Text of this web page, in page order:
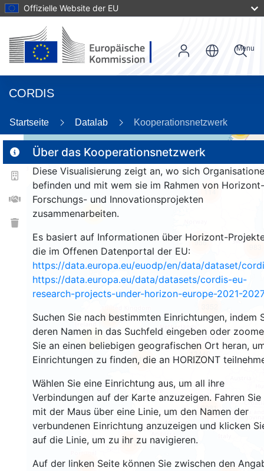
Offizielle Website der EU
CORDIS
Menu
Startseite Datalab Kooperationsnetzwerk
Über das Kooperationsnetzwerk
Diese Visualisierung zeigt an, wo sich
befinden und mit wem sie im Rahmen von Horizont-
Forschungs- und Innovationsprojekten
zusammenarbeiten.
Es basiert auf Informationen über Horizont-
die im Offenen Datenportal der EU:
https://data.europa.eu/euodp/en/data/dataset/
https://data.europa.eu/data/datasets/cordis-eu-
research-projects-under-horizon-europe-2021-2027
Suchen Sie nach bestimmten Einrichtungen, indem
deren Namen in das Suchfeld eingeben oder
Sie an einen beliebigen geografischen Ort heran,
Einrichtungen zu finden, die an HORIZONT
Wählen Sie eine Einrichtung aus, um all ihre
Verbindungen auf der Karte anzuzeigen. Fahren Sie
mit der Maus über eine Linie, um den Namen der
verbundenen Einrichtung anzuzeigen und klicken
auf die Linie, um zu ihr zu navigieren.
Auf der linken Seite können Sie zwischen den
1758
5875
25
114
956
2216
5461
9081